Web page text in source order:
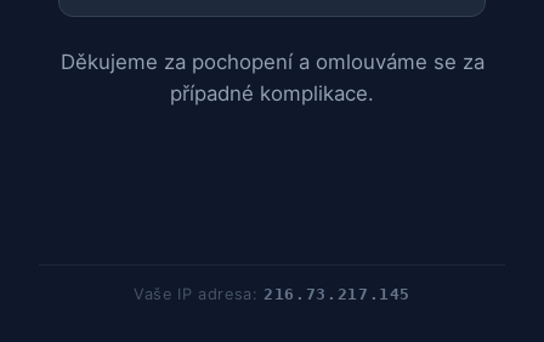
Děkujeme za pochopení a omlouváme se za
případné komplikace.
Vaše IP adresa:216.73.217.145